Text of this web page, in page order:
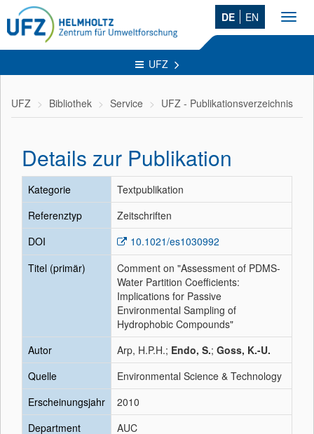
DE EN
UFZ
UFZ Bibliothek Service UFZ - Publikationsverzeichnis
Details zur Publikation
Kategorie
Textpublikation
Referenztyp
Zeitschriften
DOI
10.1021/es1030992
Titel (primär)
Comment on "Assessment of PDMS-
Water Partition Coefficients:
Implications for Passive
Environmental Sampling of
Hydrophobic Compounds"
Autor
Arp, H.P.H.; Endo, S.; Goss, K.-U.
Quelle
Environmental Science & Technology
Erscheinungsjahr
2010
Department
AUC